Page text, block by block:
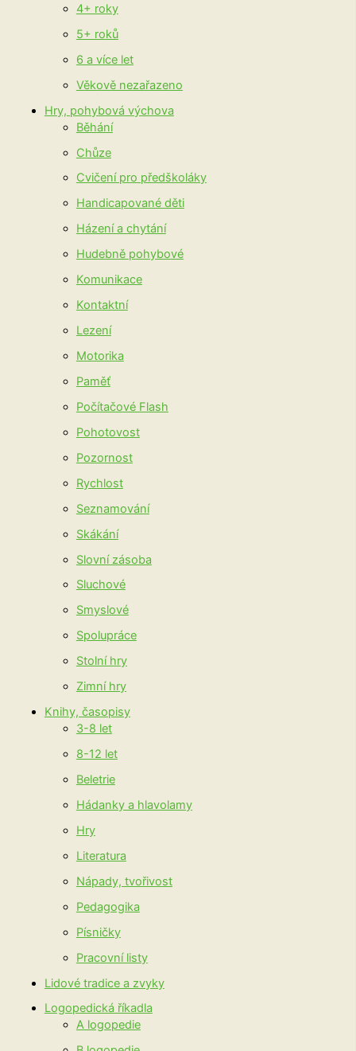
4+ roky
5+ roků
6 a více let
Věkově nezařazeno
Hry, pohybová výchova
Běhání
Chůze
Cvičení pro předškoláky
Handicapované děti
Házení a chytání
Hudebně pohybové
Komunikace
Kontaktní
Lezení
Motorika
Paměť
Počítačové Flash
Pohotovost
Pozornost
Rychlost
Seznamování
Skákání
Slovní zásoba
Sluchové
Smyslové
Spolupráce
Stolní hry
Zimní hry
Knihy, časopisy
3-8 let
8-12 let
Beletrie
Hádanky a hlavolamy
Hry
Literatura
Nápady, tvořivost
Pedagogika
Písničky
Pracovní listy
Lidové tradice a zvyky
Logopedická říkadla
A logopedie